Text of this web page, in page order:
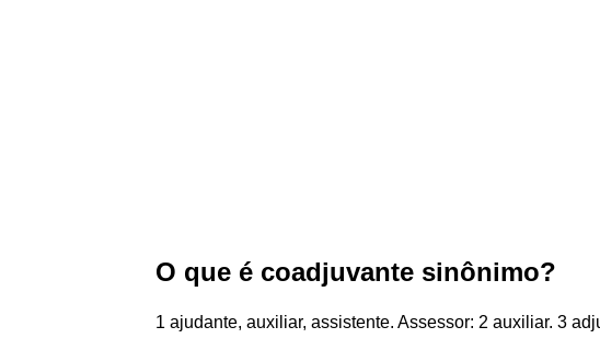
O que é coadjuvante sinônimo?
1 ajudante, auxiliar, assistente. Assessor: 2 auxiliar. 3